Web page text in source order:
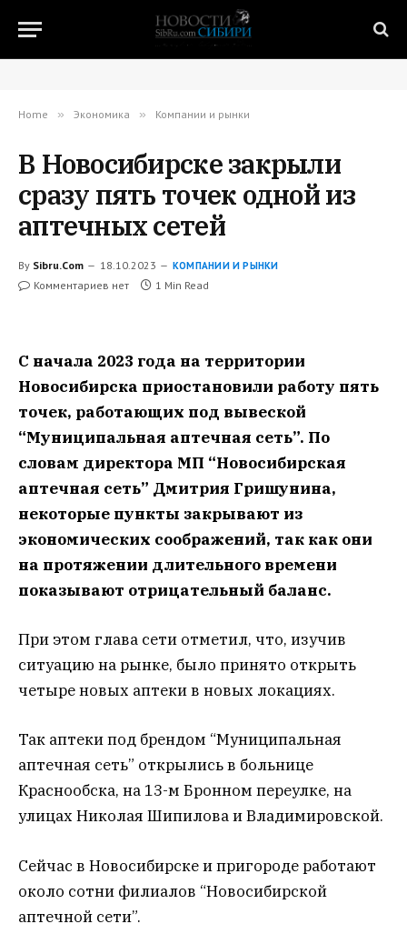
Home » Экономика » Компании и рынки
В Новосибирске закрыли
сразу пять точек одной из
аптечных сетей
By Sibru.Com 18.10.2023 КОМПАНИИ И РЫНКИ
Комментариев нет 1 Min Read
С начала 2023 года на территории
Новосибирска приостановили работу пять
точек, работающих под вывеской
“Муниципальная аптечная сеть”. По
словам директора МП “Новосибирская
аптечная сеть” Дмитрия Гришунина,
некоторые пункты закрывают из
экономических соображений, так как они
на протяжении длительного времени
показывают отрицательный баланс.
При этом глава сети отметил, что, изучив
ситуацию на рынке, было принято открыть
четыре новых аптеки в новых локациях.
Так аптеки под брендом “Муниципальная
аптечная сеть” открылись в больнице
Краснообска, на 13-м Бронном переулке, на
улицах Николая Шипилова и Владимировской.
Сейчас в Новосибирске и пригороде работают
около сотни филиалов “Новосибирской
аптечной сети”.